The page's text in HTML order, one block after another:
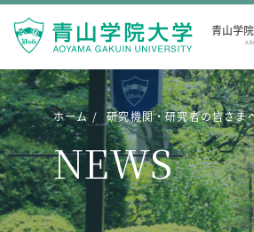
青山学
ホーム 研究機関・研究者の皆さま
NEWS